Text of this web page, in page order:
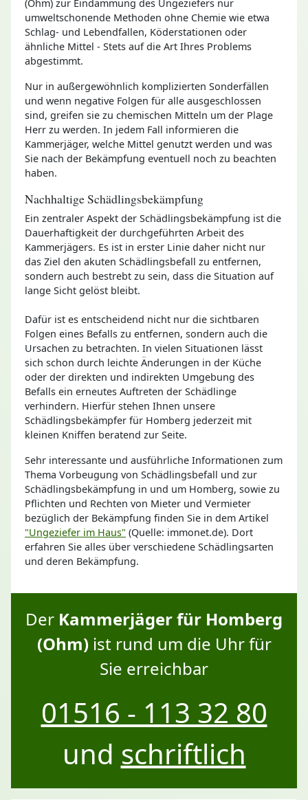
(Ohm) zur Eindämmung des Ungeziefers nur
umweltschonende Methoden ohne Chemie wie etwa
Schlag- und Lebendfallen, Köderstationen oder
ähnliche Mittel - Stets auf die Art Ihres Problems
abgestimmt.
Nur in außergewöhnlich komplizierten Sonderfällen
und wenn negative Folgen für alle ausgeschlossen
sind, greifen sie zu chemischen Mitteln um der Plage
Herr zu werden. In jedem Fall informieren die
Kammerjäger, welche Mittel genutzt werden und was
Sie nach der Bekämpfung eventuell noch zu beachten
haben.
Nachhaltige Schädlingsbekämpfung
Ein zentraler Aspekt der Schädlingsbekämpfung ist die
Dauerhaftigkeit der durchgeführten Arbeit des
Kammerjägers. Es ist in erster Linie daher nicht nur
das Ziel den akuten Schädlingsbefall zu entfernen,
sondern auch bestrebt zu sein, dass die Situation auf
lange Sicht gelöst bleibt.
Dafür ist es entscheidend nicht nur die sichtbaren
Folgen eines Befalls zu entfernen, sondern auch die
Ursachen zu betrachten. In vielen Situationen lässt
sich schon durch leichte Änderungen in der Küche
oder der direkten und indirekten Umgebung des
Befalls ein erneutes Auftreten der Schädlinge
verhindern. Hierfür stehen Ihnen unsere
Schädlingsbekämpfer für Homberg jederzeit mit
kleinen Kniffen beratend zur Seite.
Sehr interessante und ausführliche Informationen zum
Thema Vorbeugung von Schädlingsbefall und zur
Schädlingsbekämpfung in und um Homberg, sowie zu
Pflichten und Rechten von Mieter und Vermieter
bezüglich der Bekämpfung finden Sie in dem Artikel
"Ungeziefer im Haus" (Quelle: immonet.de). Dort
erfahren Sie alles über verschiedene Schädlingsarten
und deren Bekämpfung.
Der Kammerjäger für Homberg
(Ohm)ist rund um die Uhr für
Sie erreichbar
01516 - 113 32 80
und schriftlich